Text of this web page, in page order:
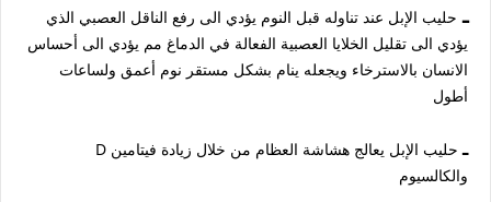
ـ حليب الإبل عند تناوله قبل النوم يؤدي الى رفع الناقل العصبي الذي
يؤدي الى تقليل الخلايا العصبية الفعالة في الدماغ مم يؤدي الى أحساس
الانسان بالاسترخاء ويجعله ينام بشكل مستقر نوم أعمق ولساعات
أطول
ـ
حليب الإبل يعالج هشاشة العظام من خلال زيادة فيتامين D
والكالسيوم